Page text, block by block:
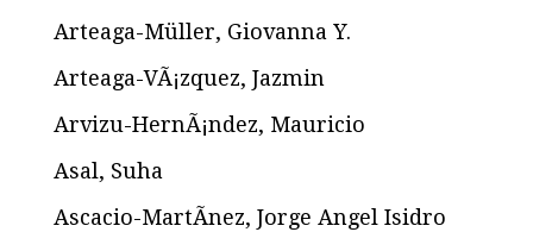
Arteaga-Müller, Giovanna Y.
Arteaga-VÃ¡zquez, Jazmin
Arvizu-HernÃ¡ndez, Mauricio
Asal, Suha
Ascacio-MartÃ­nez, Jorge Angel Isidro